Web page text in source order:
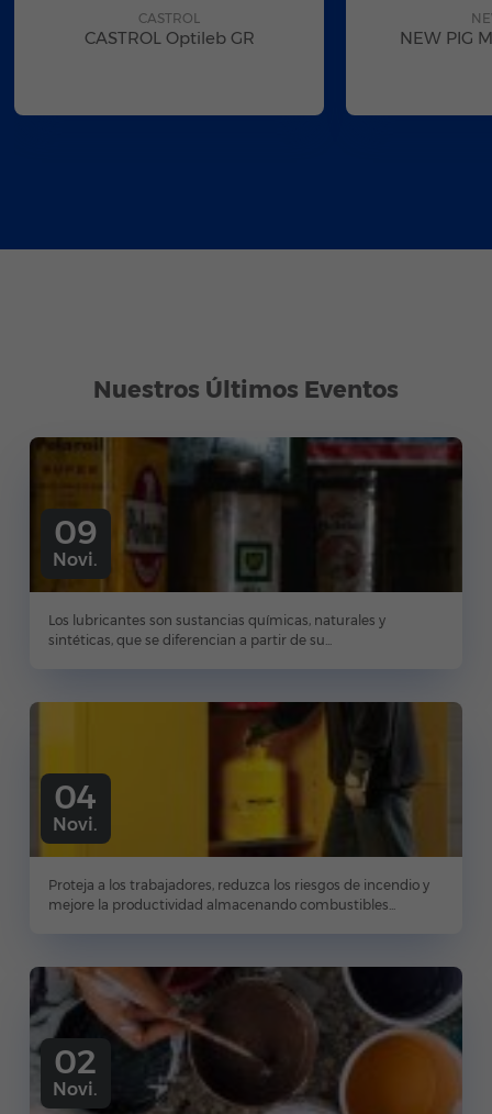
CASTROL
CASTROL Optileb GR NEW PIG
Nuestros Últimos Eventos
09
Novi.
Los lubricantes son sustancias químicas, naturales y
sintéticas, que se diferencian a partir de su...
04
Novi.
Proteja a los trabajadores, reduzca los riesgos de incendio y
mejore la productividad almacenando combustibles...
02
Novi.